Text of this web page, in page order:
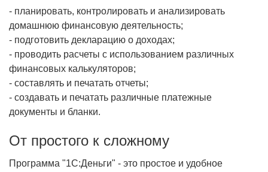
- планировать, контролировать и анализировать
домашнюю финансовую деятельность;
- подготовить декларацию о доходах;
- проводить расчеты с использованием различных
финансовых калькуляторов;
- составлять и печатать отчеты;
- создавать и печатать различные платежные
документы и бланки.
От простого к сложному
Программа "1С:Деньги" - это простое и удобное